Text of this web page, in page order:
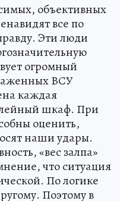
объективных
все по
Эти люди
огромный
ВСУ
каждая
шкаф. При
оценить,
наши удары.
«вес залпа»
что ситуация
По логике
Поэтому в